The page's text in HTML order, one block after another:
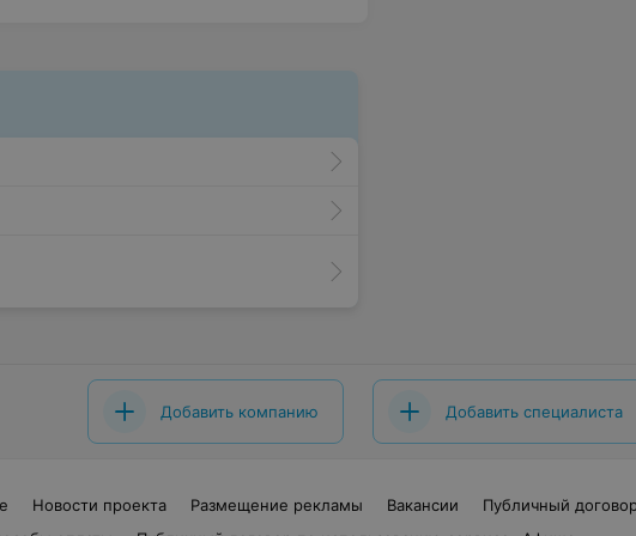
Добавить компанию Добавить специалиста
Новости проекта Размещение рекламы Вакансии
Публичный